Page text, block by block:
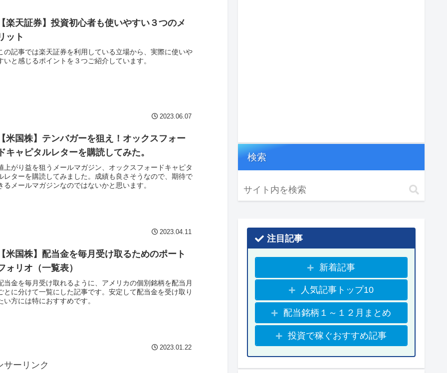
楽天証券】投資初心者も使いやすい３つのメ
ット
の記事では楽天証券を利用している立場から、実際に使いや
いと感じるポイントを３つご紹介しています。
2023.06.07
米国株】テンバガーを狙え！オックスフォー
キャピタルレターを購読してみた。
上がり益を狙うメールマガジン、オックスフォードキャピタ
レターを購読してみました。成績も良さそうなので、期待で
るメールマガジンなのではないかと思います。
2023.04.11
米国株】配当金を毎月受け取るためのポート
ォリオ（一覧表）
当金を毎月受け取れるように、アメリカの個別銘柄を配当月
とに分けて一覧にした記事です。安定して配当金を受け取り
い方には特におすすめです。
2023.01.22
サーリンク
検索
注目記事
新着記事
人気記事トップ10
配当銘柄１～１２月まとめ
投資で稼ぐおすすめ記事